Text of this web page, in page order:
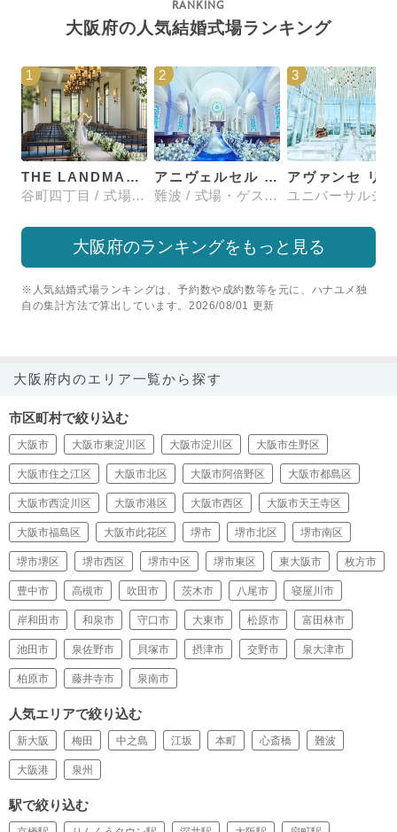
大阪府の人気結婚式場ランキング
1
THE LANDMARK SQUARE OSAKA （ザ ランドマークスクエア オオサカ）
谷町四丁目 / 式場・ゲストハウス
2
アニヴェルセル 大阪
難波 / 式場・ゲストハウス
3
大阪府のランキングをもっと見る
※人気結婚式場ランキングは、予約数や成約数等を元に、ハナユメ独
自の集計方法で算出しています。2026/08/01 更新
大阪府内のエリア一覧から探す
市区町村で絞り込む
大阪市 大阪市東淀川区 大阪市淀川区 大阪市生野区
大阪市住之江区 大阪市北区 大阪市阿倍野区 大阪市都島区
大阪市西淀川区 大阪市港区 大阪市西区 大阪市天王寺区
大阪市福島区 大阪市此花区 堺市 堺市北区 堺市南区
堺市堺区 堺市西区 堺市中区 堺市東区 東大阪市 枚方市
豊中市 高槻市 吹田市 茨木市 八尾市 寝屋川市
岸和田市 和泉市 守口市 大東市 松原市 富田林市
池田市 泉佐野市 貝塚市 摂津市 交野市 泉大津市
柏原市 藤井寺市 泉南市
人気エリアで絞り込む
新大阪 梅田 中之島 江坂 本町 心斎橋 難波
大阪港 泉州
駅で絞り込む